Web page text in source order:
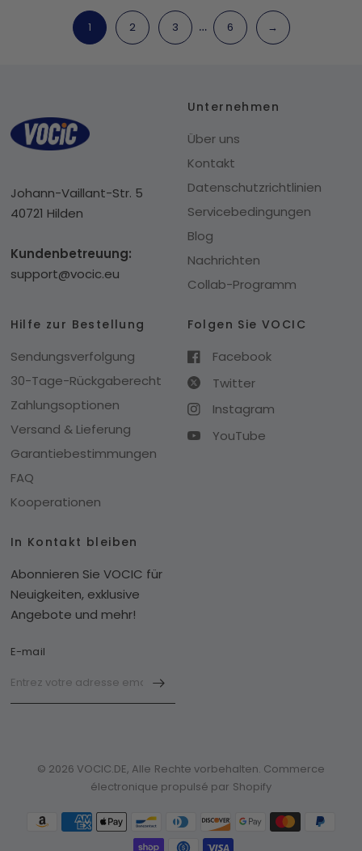
1 2 3 … 6 →
Johann-Vaillant-Str. 5
40721 Hilden
Kundenbetreuung:
support@vocic.eu
Unternehmen
Über uns
Kontakt
Datenschutzrichtlinien
Servicebedingungen
Blog
Nachrichten
Collab-Programm
Hilfe zur Bestellung
Sendungsverfolgung
30-Tage-Rückgaberecht
Zahlungsoptionen
Versand & Lieferung
Garantiebestimmungen
FAQ
Kooperationen
Folgen Sie VOCIC
Facebook
Twitter
Instagram
YouTube
In Kontakt bleiben
Abonnieren Sie VOCIC für
Neuigkeiten, exklusive
Angebote und mehr!
E-mail
© 2026 VOCIC.DE, Alle Rechte vorbehalten. Commerce
électronique propulsé par Shopify